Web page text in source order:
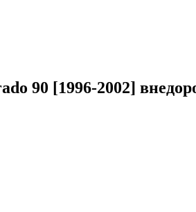
90 [1996-2002]